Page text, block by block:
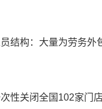
结构：大量为劳务
性关闭全国102家门